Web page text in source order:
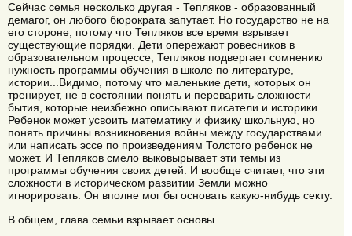
Сейчас семья несколько другая - Тепляков - образованный
демагог, он любого бюрократа запутает. Но государство не на
его стороне, потому что Тепляков все время взрывает
существующие порядки. Дети опережают ровесников в
образовательном процессе, Тепляков подвергает сомнению
нужность программы обучения в школе по литературе,
истории...Видимо, потому что маленькие дети, которых он
тренирует, не в состоянии понять и переварить сложности
бытия, которые неизбежно описывают писатели и историки.
Ребенок может усвоить математику и физику школьную, но
понять причины возникновения войны между государствами
или написать эссе по произведениям Толстого ребенок не
может. И Тепляков смело выковырывает эти темы из
программы обучения своих детей. И вообще считает, что эти
сложности в историческом развитии Земли можно
игнорировать. Он вполне мог бы основать какую-нибудь секту.
В общем, глава семьи взрывает основы.